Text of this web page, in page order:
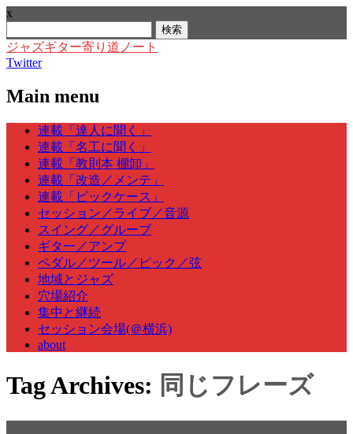
x
索:
ジャズギター寄り道ノート
Twitter
Main menu
Skip
content
連載「達人に聞く」
連載「名工に聞く」
連載「教則本 棚卸」
連載「改造／メンテ」
連載「ピックケース」
セッション／ライブ／音源
スイング／グルーブ
ギター／アンプ
ペダル／ツール／ピック／弦
地域とジャズ
穴場紹介
集中と継続
セッション会場(＠横浜)
about
Tag Archives: 同じフレーズ